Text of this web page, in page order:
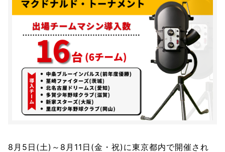
8月5日(土)～8月11日(金・祝)に東京都内で開催され